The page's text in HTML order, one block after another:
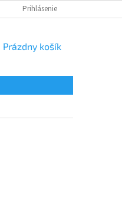
KONTAKTY
Prihlásenie
NÁKUPNÝ
Prázdny košík